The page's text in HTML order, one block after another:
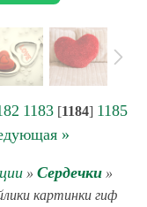
1183[1184] 1185
»
» Сердечки»
картинки гиф